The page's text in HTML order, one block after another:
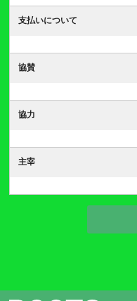
支払いについて
協賛
協力
主宰